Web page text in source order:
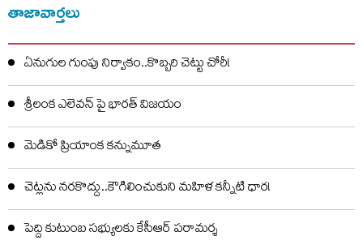
తాజావార్తలు
ఏనుగుల గుంపు నిర్వాకం..కొబ్బరి చెట్టు చోరీ!
శ్రీలంక ఎలెవన్‌ పై భారత్ విజయం
మెడికో ప్రియాంక కన్నుమూత
చెట్లను నరకొద్దు..కౌగిలించుకుని మహిళ కన్నీటి ధార!
పెద్ది కుటుంబ సభ్యులకు కేసీఆర్ పరామర్శ